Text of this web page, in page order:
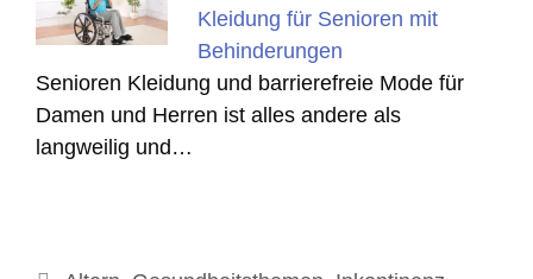
Kleidung für Senioren mit
Behinderungen
Senioren Kleidung und barrierefreie Mode für
Damen und Herren ist alles andere als
langweilig und…